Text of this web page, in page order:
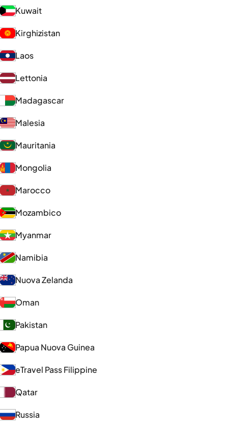
Kuwait
Kirghizistan
Laos
Lettonia
Madagascar
Malesia
Mauritania
Mongolia
Marocco
Mozambico
Myanmar
Namibia
Nuova Zelanda
Oman
Pakistan
Papua Nuova Guinea
eTravel Pass Filippine
Qatar
Russia